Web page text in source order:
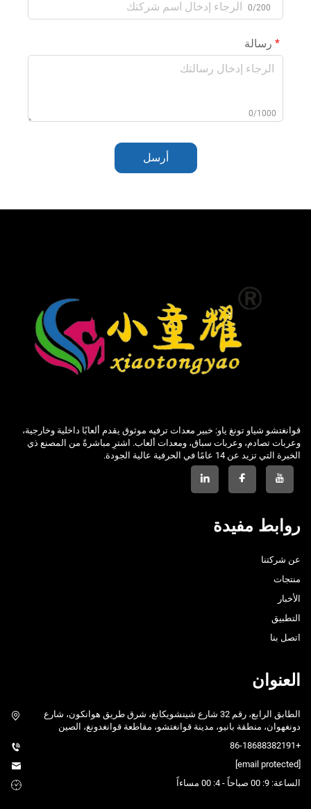
0/200
رسالة
0/1000
أرسل
قوانغتشو شياو تونغ ياو: خبير معدات ترفيه موثوق يقدم ألعابًا داخلية وخارجية،
وعربات تصادم، وعربات سباق، ومعدات ألعاب. اشترِ مباشرةً من المصنع ذي
الخبرة التي تزيد عن 14 عامًا في الحرفية عالية الجودة.
روابط مفيدة
عن شركتنا
منتجات
الأخبار
التطبيق
اتصل بنا
العنوان
الطابق الرابع، رقم 32 شارع شينشويكانغ، شرق طريق هوانكون، شارع
دونغهوان، منطقة بانيو، مدينة قوانغتشو، مقاطعة قوانغدونغ، الصين
+86-18688382191
[email protected]
الساعة: 9: 00 صباحاً - 4: 00 مساءاً